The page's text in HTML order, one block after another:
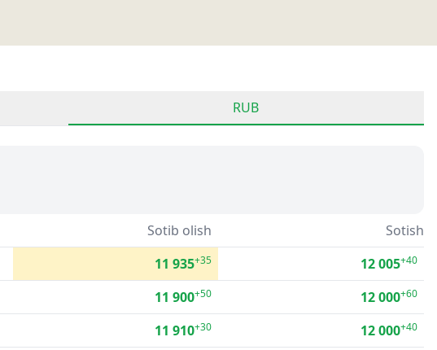
RUB
Sotib olish
Sotish
11 935+35 12 005+40
11 900+50 12 000+60
11 910+30 12 000+40